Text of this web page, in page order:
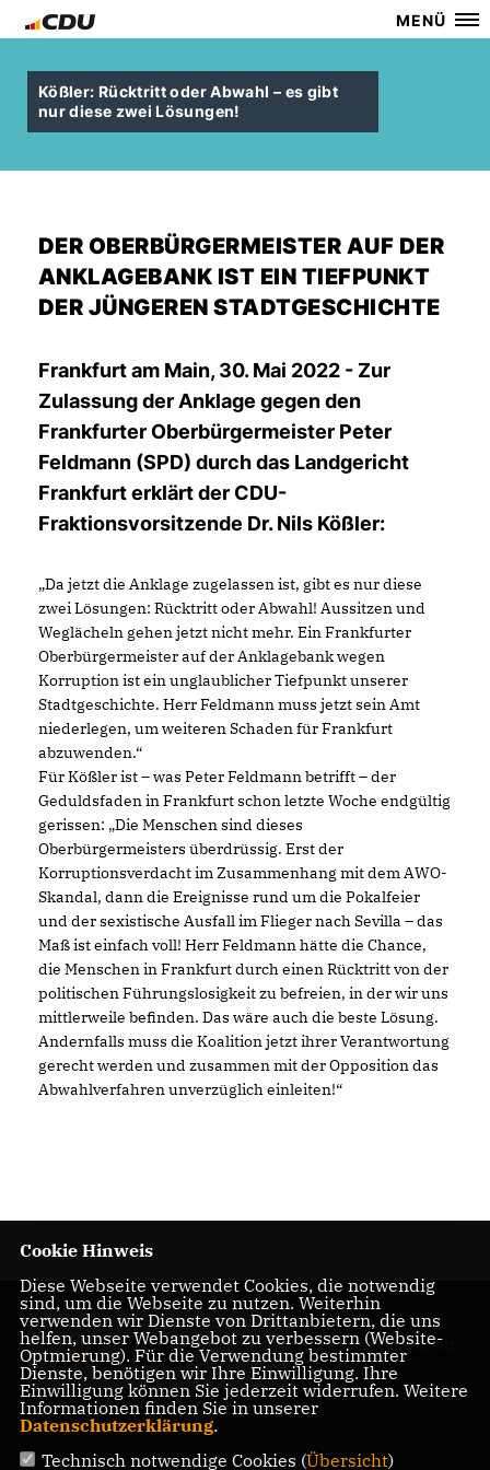
MENÜ
Kößler: Rücktritt oder Abwahl – es gibt
nur diese zwei Lösungen!
DER OBERBÜRGERMEISTER AUF DER
ANKLAGEBANK IST EIN TIEFPUNKT
DER JÜNGEREN STADTGESCHICHTE
Frankfurt am Main, 30. Mai 2022 - Zur
Zulassung der Anklage gegen den
Frankfurter Oberbürgermeister Peter
Feldmann (SPD) durch das Landgericht
Frankfurt erklärt der CDU-
Fraktionsvorsitzende Dr. Nils Kößler:
Da jetzt die Anklage zugelassen ist, gibt es nur diese
zwei Lösungen: Rücktritt oder Abwahl! Aussitzen und
Weglächeln gehen jetzt nicht mehr. Ein Frankfurter
Oberbürgermeister auf der Anklagebank wegen
Korruption ist ein unglaublicher Tiefpunkt unserer
Stadtgeschichte. Herr Feldmann muss jetzt sein Amt
niederlegen, um weiteren Schaden für Frankfurt
abzuwenden.“
Für Kößler ist – was Peter Feldmann betrifft – der
Geduldsfaden in Frankfurt schon letzte Woche endgültig
gerissen: „Die Menschen sind dieses
Oberbürgermeisters überdrüssig. Erst der
Korruptionsverdacht im Zusammenhang mit dem AWO-
Skandal, dann die Ereignisse rund um die Pokalfeier
und der sexistische Ausfall im Flieger nach Sevilla – das
Maß ist einfach voll! Herr Feldmann hätte die Chance,
die Menschen in Frankfurt durch einen Rücktritt von der
politischen Führungslosigkeit zu befreien, in der wir uns
mittlerweile befinden. Das wäre auch die beste Lösung.
Andernfalls muss die Koalition jetzt ihrer Verantwortung
gerecht werden und zusammen mit der Opposition das
Abwahlverfahren unverzüglich einleiten!“
Nils Kößler -
Stadtverordneter für
Frankfurt
Cookie Hinweis
Diese Webseite verwendet Cookies, die notwendig
sind, um die Webseite zu nutzen. Weiterhin
verwenden wir Dienste von Drittanbietern, die uns
helfen, unser Webangebot zu verbessern (Website-
Optmierung). Für die Verwendung bestimmter
Dienste, benötigen wir Ihre Einwilligung. Ihre
Einwilligung können Sie jederzeit widerrufen. Weitere
Informationen finden Sie in unserer
Datenschutzerklärung.
Technisch notwendige Cookies (Übersicht)